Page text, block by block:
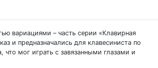
вариациями – часть серии «Клавирная
и предназначались для клавесиниста по
что мог играть с завязанными глазами и